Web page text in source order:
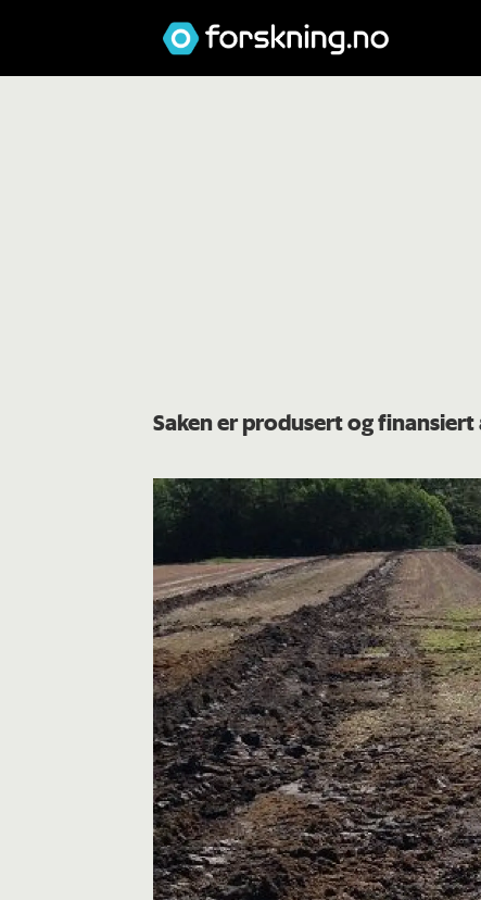
Saken er produsert og finansiert